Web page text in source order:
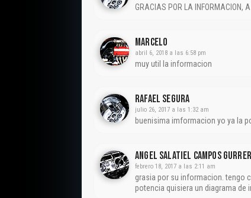
GRACIAS POR LA INFORMACION,
Marcelo
abril 6, 2018 a las 6:58 pm
muy util la informacion
Rafael Segura
julio 26, 2017 a las 1:32 am
buenisima imformacion yo ya la
ANGEL SALATIEL CAMPOS
febrero 18, 2017 a las 2:11 am
grasia por su informacion. tengo
potencia quisiera un diagrama de